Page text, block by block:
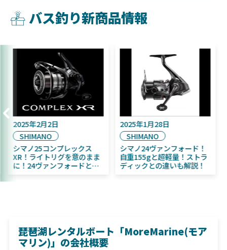
バス釣り新商品情報
2025年9月16日
DAIWA
2025年11月発売予定！
DAIWA ふく魚／ちびふく魚
はビッグベイト初心者にお
2025年2月2日
SHIMANO
シマノ25コンプレックス
XR！ライトリグを意のまま
に！24ヴァンフォードとの
琵琶湖レンタルボート「MoreMarine(モア
マリン)」の会社概要